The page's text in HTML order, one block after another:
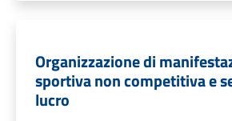
Organizzazione di
sportiva non competitiva e
lucro